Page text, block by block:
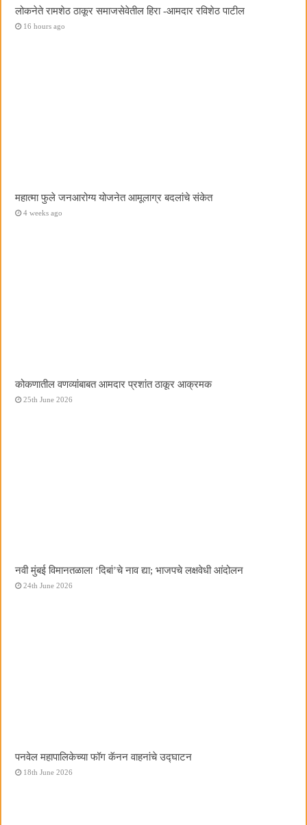
लोकनेते रामशेठ ठाकूर समाजसेवेतील हिरा -आमदार रविशेठ पाटील
16 hours ago
महात्मा फुले जनआरोग्य योजनेत आमूलाग्र बदलांचे संकेत
4 weeks ago
कोकणातील वणव्यांबाबत आमदार प्रशांत ठाकूर आक्रमक
25th June 2026
नवी मुंबई विमानतळाला ‌‘दिबां‌’चे नाव द्या; भाजपचे लक्षवेधी आंदोलन
24th June 2026
पनवेल महापालिकेच्या फॉग कॅनन वाहनांचे उद्घाटन
18th June 2026